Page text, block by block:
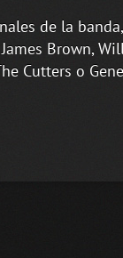
de la
Brown,
Cutters o